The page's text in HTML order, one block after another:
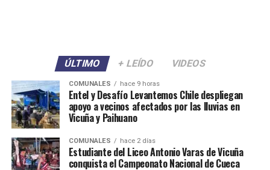
ÚLTIMO + LEÍDO VIDEOS
COMUNALES hace 9 horas
Entel y Desafío Levantemos Chile despliegan
apoyo a vecinos afectados por las lluvias en
Vicuña y Paihuano
COMUNALES hace 2 días
Estudiante del Liceo Antonio Varas de Vicuña
conquista el Campeonato Nacional de Cueca